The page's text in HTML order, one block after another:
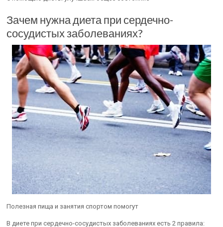
Зачем нужна диета при сердечно-
сосудистых заболеваниях?
Полезная пища и занятия спортом помогут
В диете при сердечно-сосудистых заболеваниях есть 2 правила: